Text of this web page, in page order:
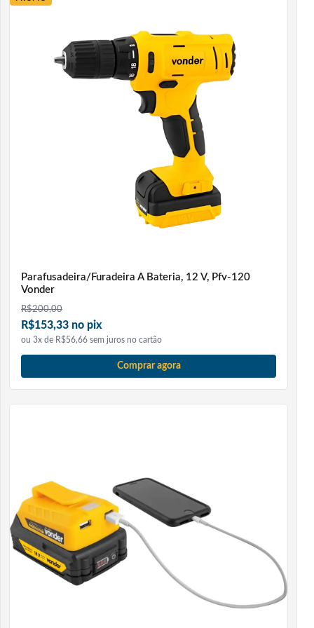
Altura: 820 mm
Capacidade de carga da caixa inferior: 5 kgf
Capacidade de carga das gavetas centrais: 1 kgf
Capacidade de carga da caixa superior: 12 kgf
Conteúdo da embalagem: 1 caixa plástica com rodas
Aplicação: organização, armazenamento e transporte de
DIFERENCIAIS DO PRODUTO
A Caixa Plástica CRV 0500 Vonder se destaca pelo
conjunto com rodas, gavetas e compartimentos
possibilidade de cadeado ajuda a proteger melhor os
itens armazenados. Já as gavetas centrais e o
compartimento inferior tornam o acesso mais prático
durante o serviço.
PERGUNTAS FREQUENTES
A Caixa CRV 0500 Vonder serve para ferramentas de
Ela possui rodas?
Sim. O modelo CRV 0500 possui rodas para facilitar o
transporte durante o trabalho.
A caixa tem gavetas?
Sim. Ela possui três gavetas centrais e uma gaveta
Parafusadeira/Furadeira A Bateria, 12 V, Pfv-120
Vonder
R$200,00
R$153,33 no pix
ou 3x de R$56,66 sem juros no cartão
Comprar agora